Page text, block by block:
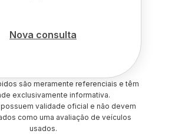
Nova consulta
são meramente referenciais e têm
exclusivamente informativa.
validade oficial e não devem
como uma avaliação de veículos
usados.